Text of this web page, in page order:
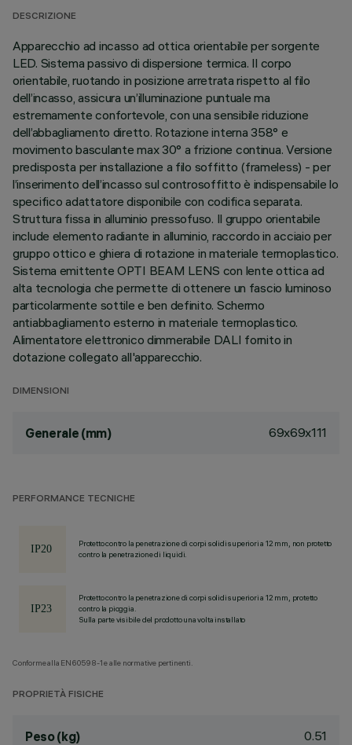
DESCRIZIONE
Apparecchio ad incasso ad ottica orientabile per sorgente
LED. Sistema passivo di dispersione termica. Il corpo
orientabile, ruotando in posizione arretrata rispetto al filo
dell’incasso, assicura un’illuminazione puntuale ma
estremamente confortevole, con una sensibile riduzione
dell’abbagliamento diretto. Rotazione interna 358° e
movimento basculante max 30° a frizione continua. Versione
predisposta per installazione a filo soffitto (frameless) - per
l’inserimento dell’incasso sul controsoffitto è indispensabile lo
specifico adattatore disponibile con codifica separata.
Struttura fissa in alluminio pressofuso. Il gruppo orientabile
include elemento radiante in alluminio, raccordo in acciaio per
gruppo ottico e ghiera di rotazione in materiale termoplastico.
Sistema emittente OPTI BEAM LENS con lente ottica ad
alta tecnologia che permette di ottenere un fascio luminoso
particolarmente sottile e ben definito. Schermo
antiabbagliamento esterno in materiale termoplastico.
Alimentatore elettronico dimmerabile DALI fornito in
dotazione collegato all'apparecchio.
DIMENSIONI
Generale (mm) 69x69x111
PERFORMANCE TECNICHE
Protetto contro la penetrazione di corpi solidi superiori a 12 mm, non protetto
contro la penetrazione di liquidi.
Protetto contro la penetrazione di corpi solidi superiori a 12 mm, protetto
contro la pioggia.
Sulla parte visibile del prodotto una volta installato
Conforme alla EN60598-1 e alle normative pertinenti.
PROPRIETÀ FISICHE
Peso (kg) 0.51